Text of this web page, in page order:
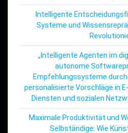
Intelligente
Systeme und
„Intelligente Agenten im
autonome
Empfehlungssysteme
personalisierte Vorschläge in
Diensten und sozialen
Maximale Produktivität und
Selbständige: Wie